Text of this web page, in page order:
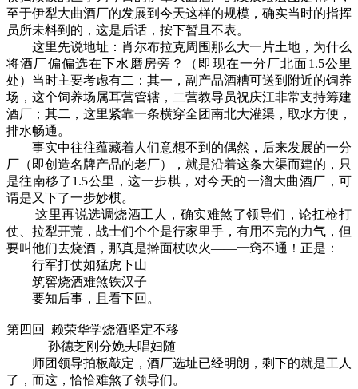
至于伊犁大曲酒厂的发展到今天这样的规模，确实当时的指挥
员所未料到的，这是后话，按下暂且不表。
这里先说地址：肖尔布拉克周围那么大一片土地，为什么
将酒厂偏偏选在下水磨房旁？（即现在一分厂北面1.5公里
处）当时主要考虑有二：其一，副产品酒糟可送到附近的饲养
场，这个饲养场属耳营管辖，二营教导员祝庆江非常支持筹建
酒厂；其二，这里紧靠一条横穿全团南北大灌渠，取水方便，
排水畅通。
事实中往往蕴藏着人们意想不到的偶然，后来发展的一分
厂（即创造名牌产品的老厂），就是沿着这条大渠而建的，只
是往南移了1.5公里，这一步棋，对今天的一溜大曲酒厂，可
谓是又下了一步妙棋。
这里再说选调烧酒工人，确实难煞了领导们，论扛枪打
仗、拉犁开荒，战士们个个是行家里手，有用不完的力气，但
要叫他们去烧酒，那真是擀面杖吹火——一窍不通！正是：
行军打仗如猛虎下山
筑窖烧酒难煞铁汉子
要知后事，且看下回。
第四回 赖荣华学烧酒坚定不移
孙德芝刚分娩夫唱妇随
师团领导拍板敲定，酒厂选址已经明朗，剩下的就是工人
了，而这，恰恰难煞了领导们。